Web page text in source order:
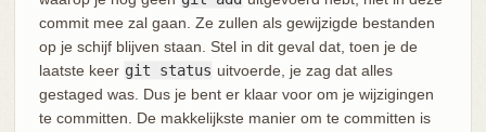
commit mee zal gaan. Ze zullen als gewijzigde bestanden
op je schijf blijven staan. Stel in dit geval dat, toen je de
laatste keer git status uitvoerde, je zag dat alles
gestaged was. Dus je bent er klaar voor om je wijzigingen
te committen. De makkelijkste manier om te committen is